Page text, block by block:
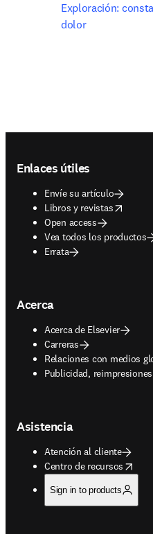
Exploración:
dolor
Enlaces útiles
Envíe su artículo
Libros y revistas
opens in new tab/window
Open access
Vea todos los productos
Errata
Acerca
Acerca de Elsevier
Carreras
Relaciones con medios
Publicidad,
opens in new tab/window
Asistencia
Atención al cliente
Centro de recursos
opens in new tab/window
Sign in to products